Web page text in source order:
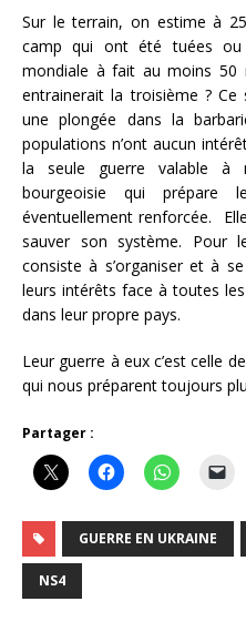
Sur le terrain, on estime à
camp qui ont été tuées ou
mondiale à fait au moins 50
entrainerait la troisième ? Ce
une plongée dans la
populations n’ont aucun
la seule guerre valable à
bourgeoisie qui prépare
éventuellement renforcée.
sauver son système. Pour
consiste à s’organiser et à
leurs intérêts face à toutes
dans leur propre pays.
Leur guerre à eux c’est celle
qui nous préparent toujours
Partager :
GUERRE EN UKRAINE
NS4